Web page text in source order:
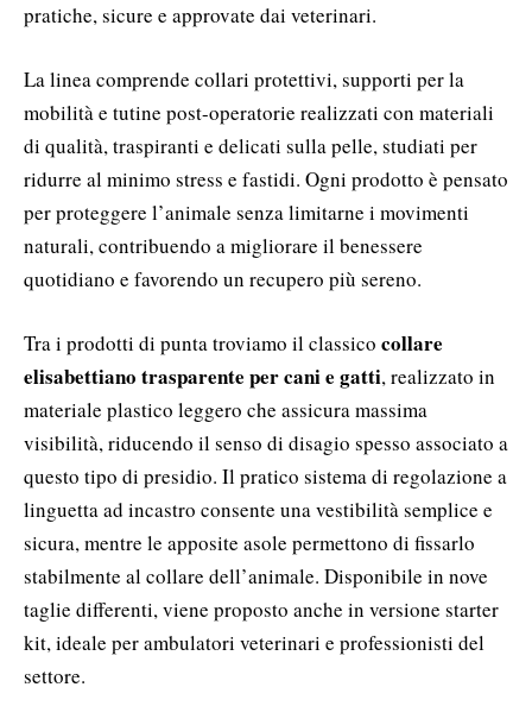
pratiche, sicure e approvate dai veterinari.
La linea comprende collari protettivi, supporti per la
mobilità e tutine post-operatorie realizzati con materiali
di qualità, traspiranti e delicati sulla pelle, studiati per
ridurre al minimo stress e fastidi. Ogni prodotto è pensato
per proteggere l’animale senza limitarne i movimenti
naturali, contribuendo a migliorare il benessere
quotidiano e favorendo un recupero più sereno.
Tra i prodotti di punta troviamo il classico collare
elisabettiano trasparente per cani e gatti, realizzato in
materiale plastico leggero che assicura massima
visibilità, riducendo il senso di disagio spesso associato a
questo tipo di presidio. Il pratico sistema di regolazione a
linguetta ad incastro consente una vestibilità semplice e
sicura, mentre le apposite asole permettono di fissarlo
stabilmente al collare dell’animale. Disponibile in nove
taglie differenti, viene proposto anche in versione starter
kit, ideale per ambulatori veterinari e professionisti del
settore.